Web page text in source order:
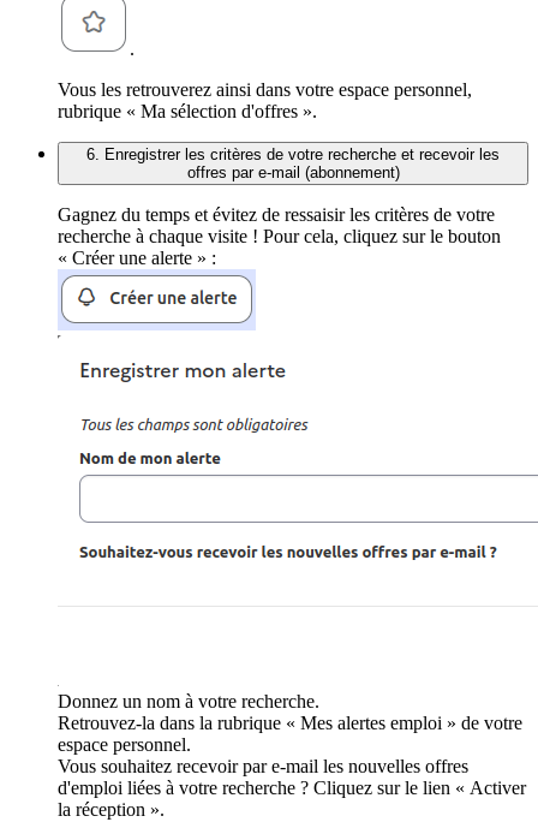
.
Vous les retrouverez ainsi dans votre espace personnel,
rubrique « Ma sélection d'offres ».
6. Enregistrer les critères de votre recherche et recevoir les
offres par e-mail (abonnement)
Gagnez du temps et évitez de ressaisir les critères de votre
recherche à chaque visite ! Pour cela, cliquez sur le bouton
« Créer une alerte » :
Donnez un nom à votre recherche.
Retrouvez-la dans la rubrique « Mes alertes emploi » de votre
espace personnel.
Vous souhaitez recevoir par e-mail les nouvelles offres
d'emploi liées à votre recherche ? Cliquez sur le lien « Activer
la réception ».